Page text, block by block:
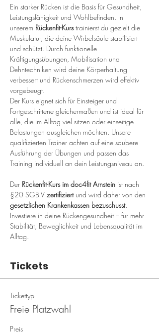
Ein starker Rücken ist die Basis für Gesundheit,
Leistungsfähigkeit und Wohlbefinden. In
unserem Rückenfit-Kurs trainierst du gezielt die
Muskulatur, die deine Wirbelsäule stabilisiert
und schützt. Durch funktionelle
Kräftigungsübungen, Mobilisation und
Dehntechniken wird deine Körperhaltung
verbessert und Rückenschmerzen wird effektiv
vorgebeugt.
Der Kurs eignet sich für Einsteiger und
Fortgeschrittene gleichermaßen und ist ideal für
alle, die im Alltag viel sitzen oder einseitige
Belastungen ausgleichen möchten. Unsere
qualifizierten Trainer achten auf eine saubere
Ausführung der Übungen und passen das
Training individuell an dein Leistungsniveau an.
Der Rückenfit-Kurs im doc4fit Arnstein ist nach
§20 SGB V zertifiziert und wird daher von den
gesetzlichen Krankenkassen bezuschusst.
Investiere in deine Rückengesundheit – für mehr
Stabilität, Beweglichkeit und Lebensqualität im
Alltag.
Tickets
Tickettyp
Freie Platzwahl
Preis